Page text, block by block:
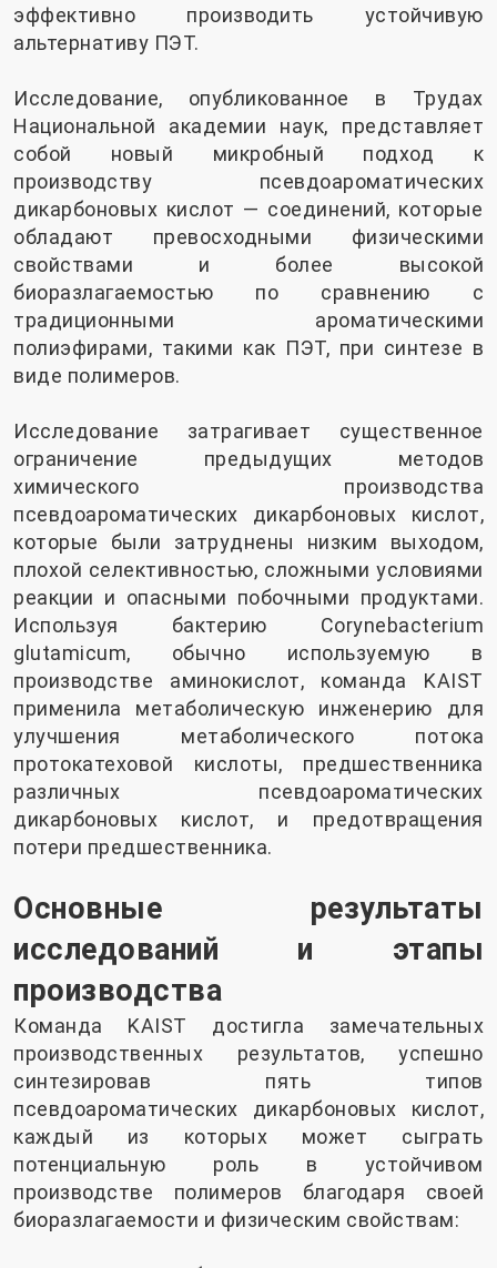
эффективно производить устойчивую
альтернативу ПЭТ.
Исследование, опубликованное в Трудах
Национальной академии наук, представляет
собой новый микробный подход к
производству псевдоароматических
дикарбоновых кислот — соединений, которые
обладают превосходными физическими
свойствами и более высокой
биоразлагаемостью по сравнению с
традиционными ароматическими
полиэфирами, такими как ПЭТ, при синтезе в
виде полимеров.
Исследование затрагивает существенное
ограничение предыдущих методов
химического производства
псевдоароматических дикарбоновых кислот,
которые были затруднены низким выходом,
плохой селективностью, сложными условиями
реакции и опасными побочными продуктами.
Используя бактерию Corynebacterium
glutamicum, обычно используемую в
производстве аминокислот, команда KAIST
применила метаболическую инженерию для
улучшения метаболического потока
протокатеховой кислоты, предшественника
различных псевдоароматических
дикарбоновых кислот, и предотвращения
потери предшественника.
Основные результаты
исследований и этапы
производства
Команда KAIST достигла замечательных
производственных результатов, успешно
синтезировав пять типов
псевдоароматических дикарбоновых кислот,
каждый из которых может сыграть
потенциальную роль в устойчивом
производстве полимеров благодаря своей
биоразлагаемости и физическим свойствам: